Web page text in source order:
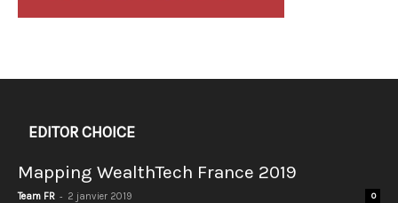
EDITOR CHOICE
Mapping WealthTech France 2019
Team FR - 2 janvier 2019 0